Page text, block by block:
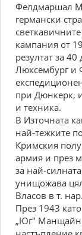
Фелдмаршал
германски
кампания от
резултат за
Люксембург и
при Дюнкерк,
и техника.
В Източната
най-тежките
Кримския
армия и през
за най-
унищожава
Власов в т.
През 1943
„Юг" Манщайн